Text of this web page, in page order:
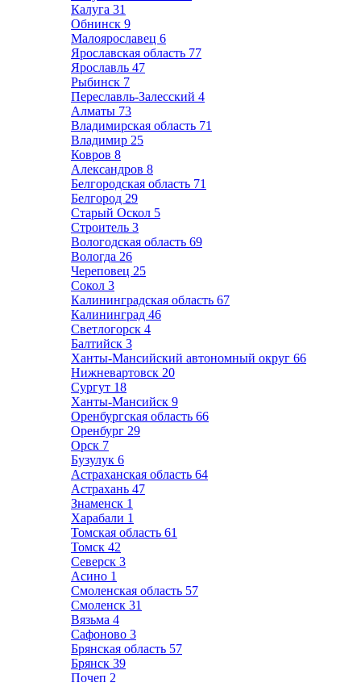
Калуга 31
Обнинск 9
Малоярославец 6
Ярославская область 77
Ярославль 47
Рыбинск 7
Переславль-Залесский 4
Алматы 73
Владимирская область 71
Владимир 25
Ковров 8
Александров 8
Белгородская область 71
Белгород 29
Старый Оскол 5
Строитель 3
Вологодская область 69
Вологда 26
Череповец 25
Сокол 3
Калининградская область 67
Калининград 46
Светлогорск 4
Балтийск 3
Ханты-Мансийский автономный округ 66
Нижневартовск 20
Сургут 18
Ханты-Мансийск 9
Оренбургская область 66
Оренбург 29
Орск 7
Бузулук 6
Астраханская область 64
Астрахань 47
Знаменск 1
Харабали 1
Томская область 61
Томск 42
Северск 3
Асино 1
Смоленская область 57
Смоленск 31
Вязьма 4
Сафоново 3
Брянская область 57
Брянск 39
Почеп 2